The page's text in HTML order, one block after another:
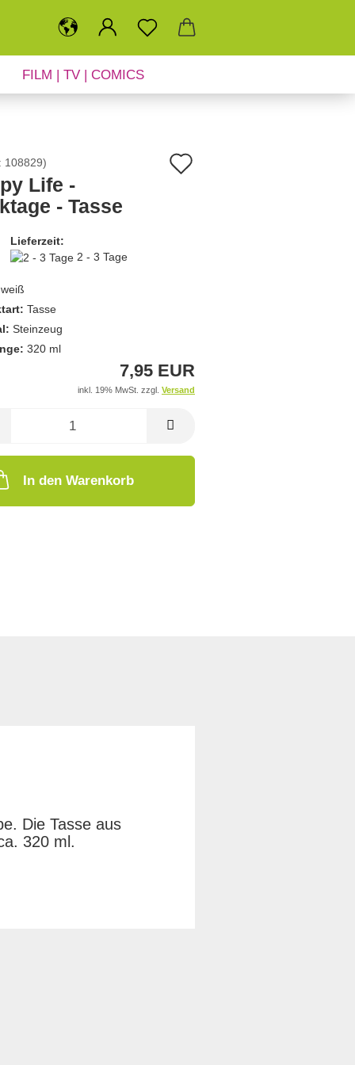
FILM | TV | COMICS
108829)
Life -
- Tasse
Lieferzeit:
2 - 3 Tage
weiß
Tasse
Steinzeug
320 ml
7,95 EUR
inkl. 19% MwSt. zzgl. Versand
In den Warenkorb
Die Tasse aus
320 ml.